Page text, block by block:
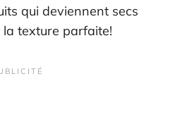
qui deviennent secs
la texture parfaite!